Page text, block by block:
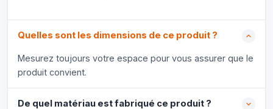
Quelles sont les dimensions de ce produit ?
Mesurez toujours votre espace pour vous assurer que le
produit convient.
De quel matériau est fabriqué ce produit ?